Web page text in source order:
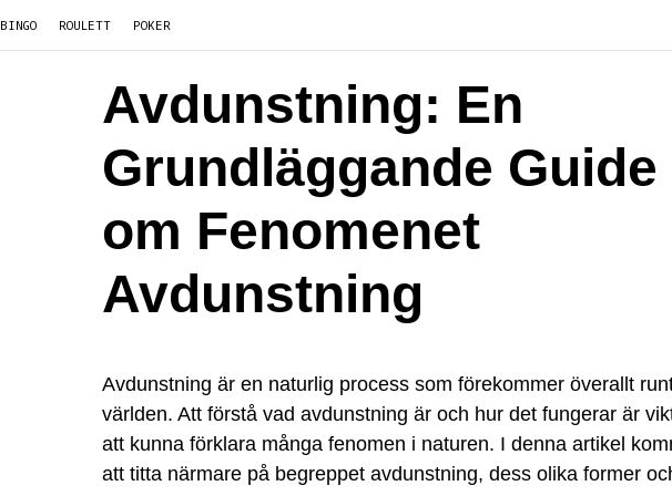
BINGO ROULETT POKER
Avdunstning: En
Grundläggande Guide
om Fenomenet
Avdunstning
Avdunstning är en naturlig process som förekommer överallt
världen. Att förstå vad avdunstning är och hur det fungerar är
att kunna förklara många fenomen i naturen. I denna artikel
att titta närmare på begreppet avdunstning, dess olika former